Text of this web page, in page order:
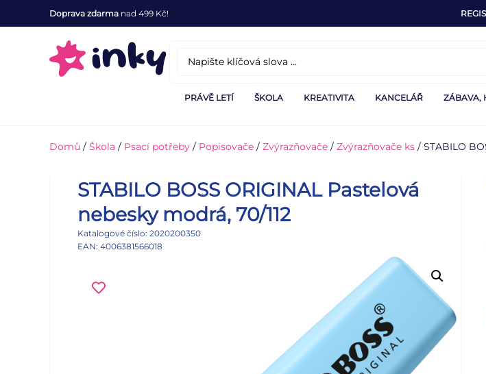
Doprava zdarma nad 499 Kč!
PRÁVĚ LETÍ ŠKOLA KREATIVITA KANCELÁŘ ZÁBAVA,
Domů / Škola / Psací potřeby / Popisovače / Zvýrazňovače / Zvýrazňovače ks / STABILO
STABILO BOSS ORIGINAL Pastelová
nebesky modrá, 70/112
Katalogové číslo: 2020200350
EAN: 4006381566018